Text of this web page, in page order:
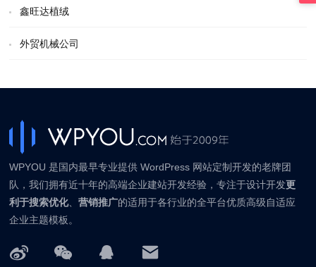
鑫旺达植绒
外贸机械公司
WPYOU 是国内最早专业提供 WordPress 网站定制开发的老牌团
队，我们拥有近十年的高端企业建站开发经验，专注于设计开发更
利于搜索优化、营销推广的适用于各行业的全平台优质高级自适应
企业主题模板。